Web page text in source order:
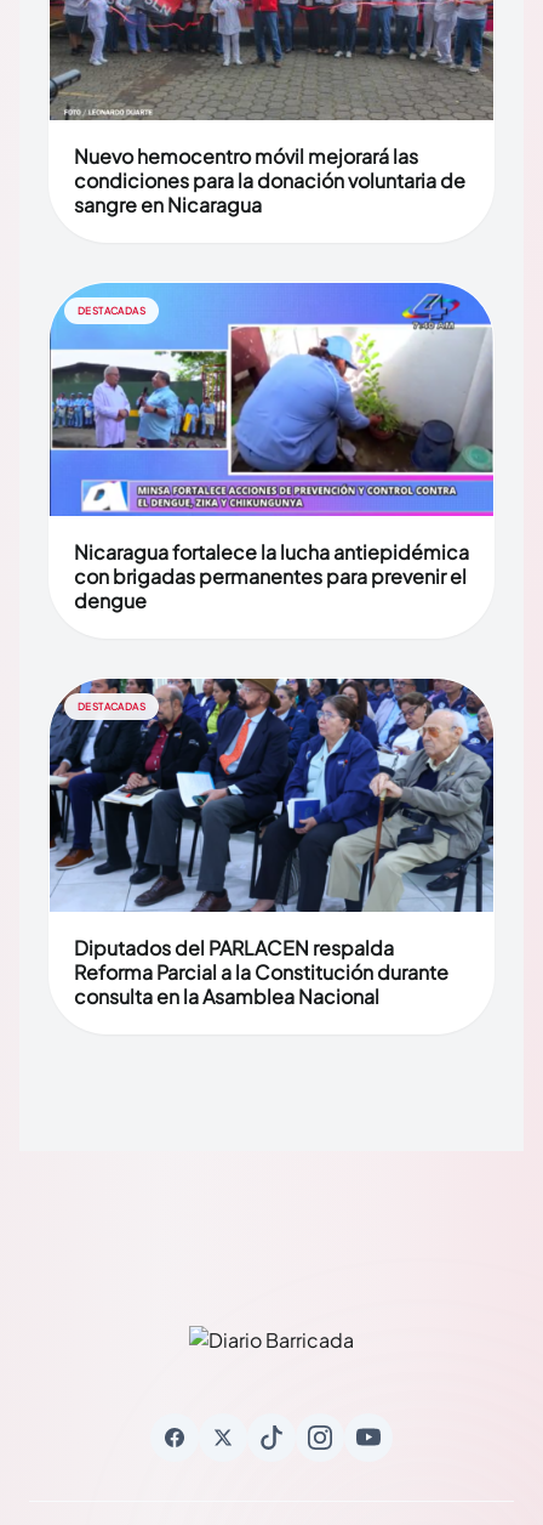
Nuevo hemocentro móvil mejorará las
condiciones para la donación voluntaria de
sangre en Nicaragua
DESTACADAS
Nicaragua fortalece la lucha antiepidémica
con brigadas permanentes para prevenir el
dengue
DESTACADAS
Diputados del PARLACEN respalda
Reforma Parcial a la Constitución durante
consulta en la Asamblea Nacional